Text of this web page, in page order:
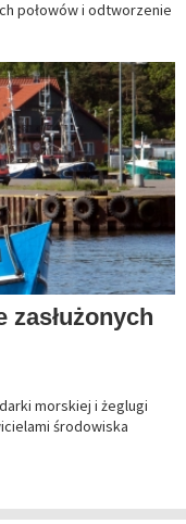
połowów i odtworzenie
zasłużonych
morskiej i żeglugi
środowiska